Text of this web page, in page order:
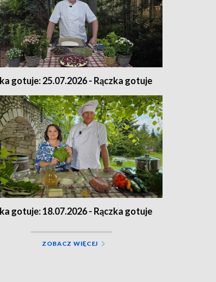
gotuje: 25.07.2026 - Rączka gotuje
gotuje: 18.07.2026 - Rączka gotuje
ZOBACZ WIĘCEJ